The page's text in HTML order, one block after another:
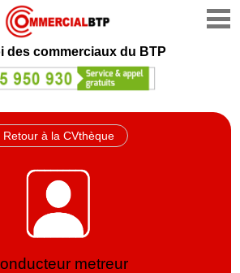
des commerciaux du BTP
Retour à la CVthèque
metreur